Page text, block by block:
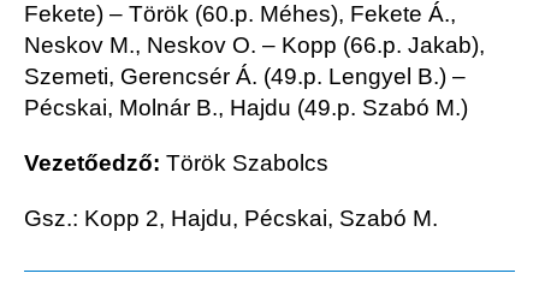
Fekete) – Török (60.p. Méhes), Fekete Á.,
Neskov M., Neskov O. – Kopp (66.p. Jakab),
Szemeti, Gerencsér Á. (49.p. Lengyel B.) –
Pécskai, Molnár B., Hajdu (49.p. Szabó M.)
Vezetőedző: Török Szabolcs
Gsz.: Kopp 2, Hajdu, Pécskai, Szabó M.